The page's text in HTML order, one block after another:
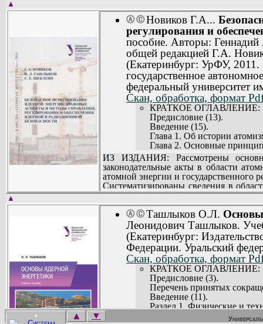
Приведены расчетно-
характеристик активной зоны в
режимов эксплуатации
сведения в области культуры
Освещены вопросы повышения
▲
Ⓐ Ⓒ Новиков Г.А...
регулирования и
пособие. Авторы:
общей редакцией Г.А.
(Екатеринбург: УрФУ, 2011.
государственное
федеральный университет
Скан, обработка, формат
КРАТКОЕ ОГЛАВЛЕНИЕ:
Предисловие (13).
Введение (15).
Глава 1. Об истории
Глава 2. Основные
Глава 3. Основные
Глава 4.
использовании атомной
Глава 5. Культура
Библиографический
Приложение (493).
ИЗ ИЗДАНИЯ: Рассмотрены
законодательные акты в области
атомной энергии и государственного
Систематизированы сведения в
менеджмента безопасности,
Для студентов вузов всех форм
занимающихся проектированием и
▲
Ⓐ Ⓒ Ташлыков О.Л. Основы
Леонидович Ташлыков.
(Екатеринбург:
Федерации. Уральский
Скан, обработка, формат
КРАТКОЕ ОГЛАВЛЕНИЕ:
Предисловие (3).
Перечень принятых
Введение (11).
Раздел 1. Физические и
Раздел 2. Атомные
ИЗ ИЗДАНИЯ: В учебном пособии
• ▲ ▼